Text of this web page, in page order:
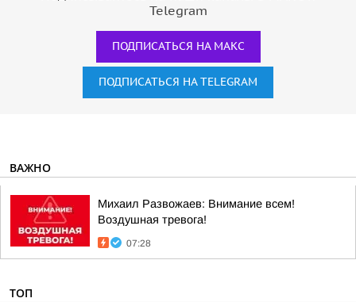
Telegram
ПОДПИСАТЬСЯ НА МАКС
ПОДПИСАТЬСЯ НА TELEGRAM
ВАЖНО
Михаил Развожаев: Внимание всем!
Воздушная тревога!
07:28
ТОП